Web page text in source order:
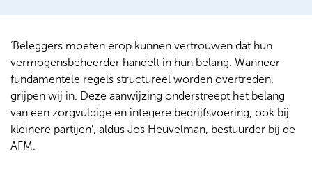
‘Beleggers moeten erop kunnen vertrouwen dat hun
vermogensbeheerder handelt in hun belang. Wanneer
fundamentele regels structureel worden overtreden,
grijpen wij in. Deze aanwijzing onderstreept het belang
van een zorgvuldige en integere bedrijfsvoering, ook bij
kleinere partijen’, aldus Jos Heuvelman, bestuurder bij de
AFM.